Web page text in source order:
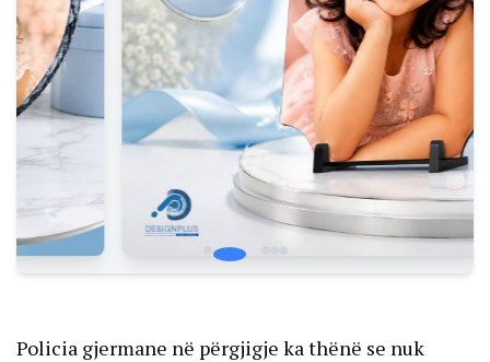
Policia gjermane në përgjigje ka thënë se nuk